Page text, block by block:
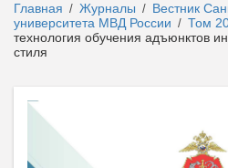
Главная / Журналы / Вестник
университета МВД России / Том
технология обучения адъюнктов
стиля